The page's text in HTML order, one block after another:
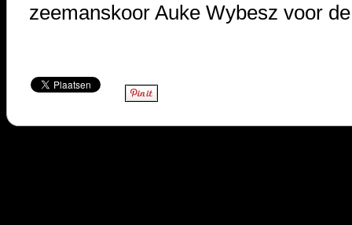
zeemanskoor Auke Wybesz voor